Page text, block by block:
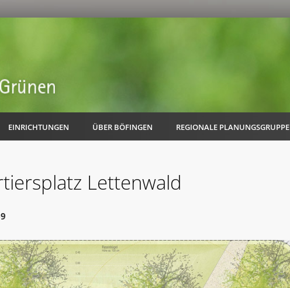
EINRICHTUNGEN ÜBER BÖFINGEN REGIONALE PLANUNGSGRUPPE
AK Kultur
AK Internet
AK Unterwegs in Böfingen
Lettenwald